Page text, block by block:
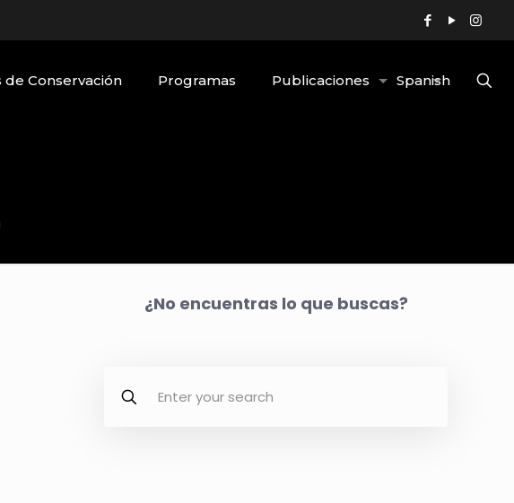
de Conservación Programas Publicaciones Spanish
¿No encuentras lo que buscas?